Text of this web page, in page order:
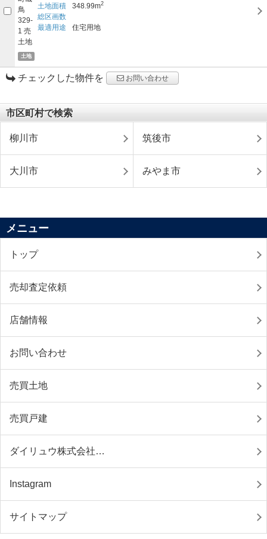
土地
土地面積
348.99m2
総区画数
最適用途
住宅用地
チェックした物件を お問い合わせ
市区町村で検索
柳川市 筑後市
大川市 みやま市
メニュー
トップ
売却査定依頼
店舗情報
お問い合わせ
売買土地
売買戸建
ダイリュウ株式会社…
Instagram
サイトマップ